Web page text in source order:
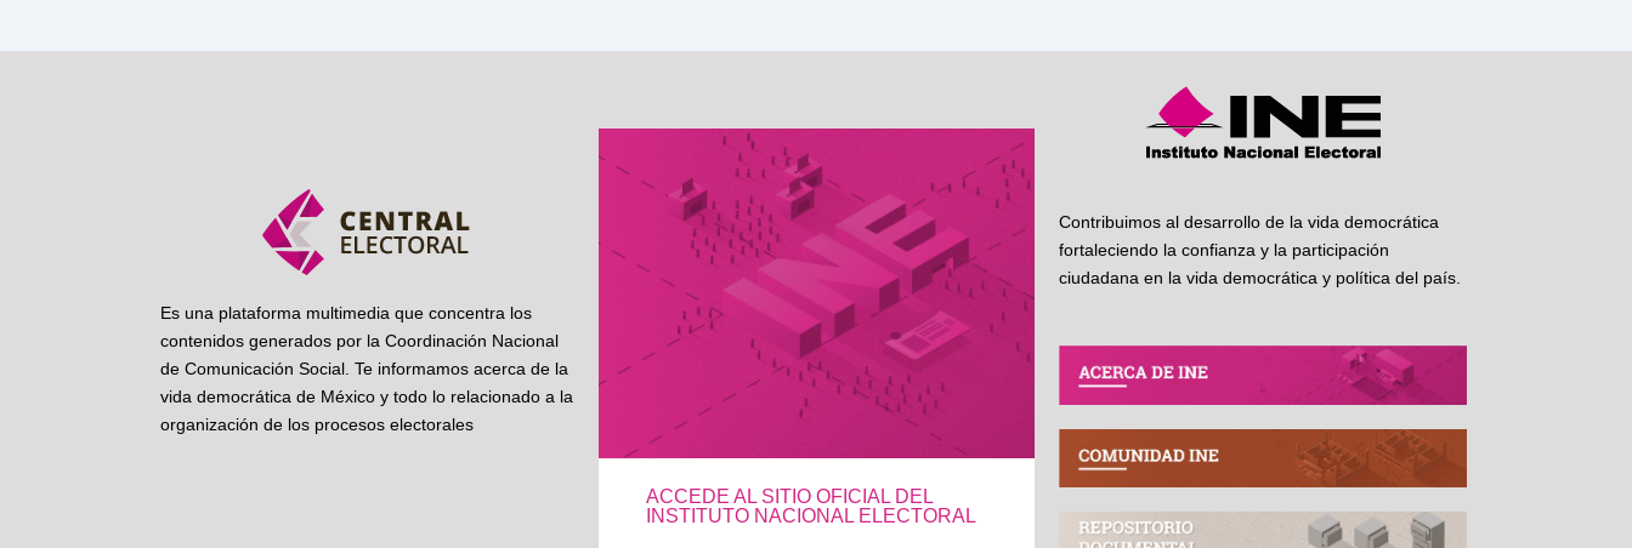
Es una plataforma multimedia que concentra los
contenidos generados por la Coordinación Nacional
de Comunicación Social. Te informamos acerca de la
vida democrática de México y todo lo relacionado a la
organización de los procesos electorales
ACCEDE AL SITIO OFICIAL DEL
INSTITUTO NACIONAL ELECTORAL
Contribuimos al desarrollo de la vida democrática
fortaleciendo la confianza y la participación
ciudadana en la vida democrática y política del país.